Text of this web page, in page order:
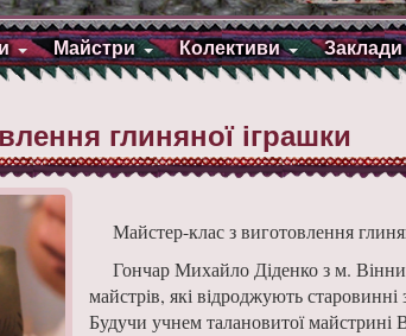
Майстри Колективи Заклади
глиняної іграшки
Майстер-клас з виготовлення
Гончар Михайло Діденко з м.
майстрів, які відроджують старовинні
Будучи учнем талановитої майстрині